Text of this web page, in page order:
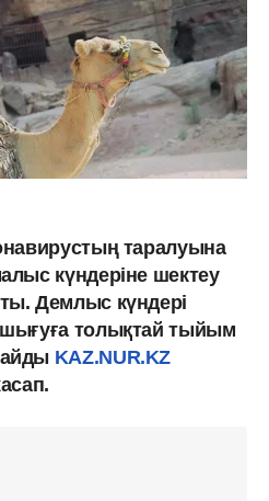
таралуына
күндеріне шектеу
Демлыс күндері
толықтай тыйым
KAZ.NUR.KZ